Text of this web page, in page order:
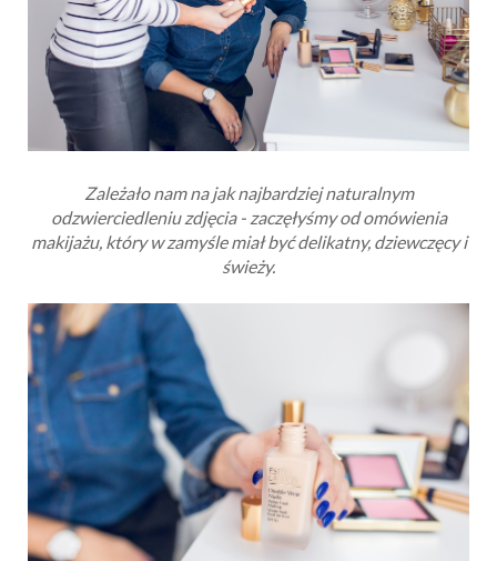
Zależało nam na jak najbardziej naturalnym
odzwierciedleniu zdjęcia - zaczęłyśmy od omówienia
makijażu, który w zamyśle miał być delikatny, dziewczęcy i
świeży.